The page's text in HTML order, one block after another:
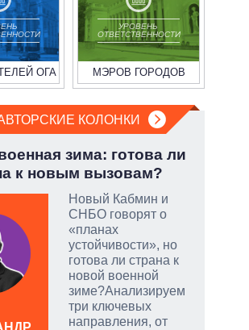
ОГА
УРОВЕНЬ
ОТВЕТСТВЕННОСТИ
МЭРОВ ГОРОДОВ
КОЛОНКИ
зима: готова ли
к новым вызовам?
Новый Кабмин и
СНБО говорят о
«планах
устойчивости», но
готова ли страна к
новой военной
зиме?Анализируем
три ключевых
направления, от